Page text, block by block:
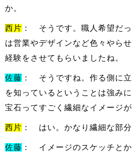
か。
西片 ： そうです。職人希望だ
は営業やデザインなど色々やら
経験をさせてもらいましたね。
佐藤 ： そうですね。作る側に
を知っているということは強み
宝石ってすごく繊細なイメージが
西片 ： はい。かなり繊細な部分
佐藤 ： イメージのスケッチとか